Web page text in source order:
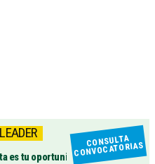
es tu oportunidad
CONSULTA
CONVOCATORIAS